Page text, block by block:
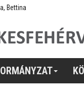
Bettina